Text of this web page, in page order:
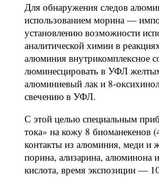
Для обнаружения следов
использованием морина —
установлению возможности
аналитической химии в
алюминия внутрикомплексное
люминесцировать в УФЛ
алюминиевый лак и 8-
свечению в УФЛ.
С этой целью специальным
тока» на кожу 8 биоманекенов
контакты из алюминия, меди и
порина, ализарина, алюминона
кислота, время экспозиции —